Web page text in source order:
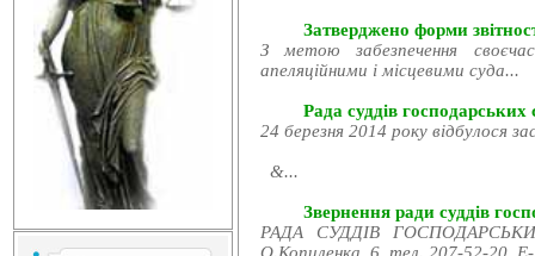
Затверджено форми
З метою забезпечення
апеляційними і місцевими суда...
Рада суддів господарських
24 березня 2014 року відбулося
&...
Звернення ради суддів
РАДА СУДДІВ